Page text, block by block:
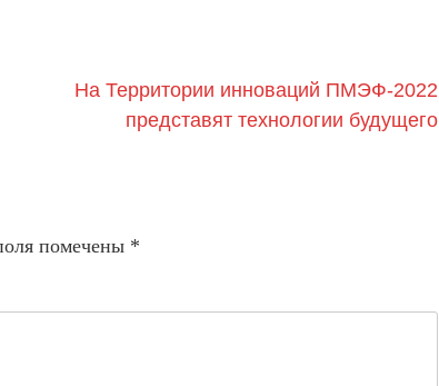
На Территории инноваций ПМЭФ-2022
представят технологии будущего
помечены *